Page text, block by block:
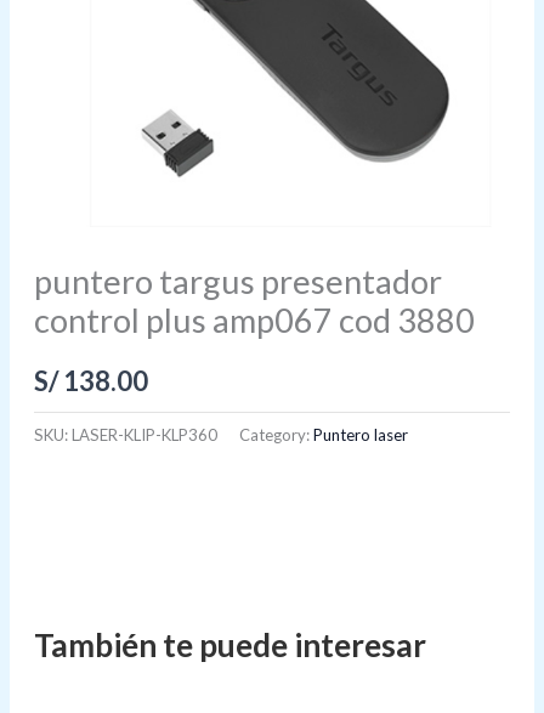
puntero targus presentador
control plus amp067 cod 3880
S/138.00
SKU:LASER-KLIP-KLP360 Category:Puntero laser